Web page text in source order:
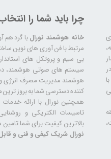
چرا باید شما را
خانه هوشمند نورالبا گرد
مرتبط با فن آوری های نوین
بی سیم و پروتکل های
سیستم های صوتی هوشمند،
هوشمند مدیریت مصرف انرژی و
کننده دسترسی شما به بروز
تاسیسات الکتریکی و
بالاترین کیفیت برای شما
نورال شریک کیفی و فنی و